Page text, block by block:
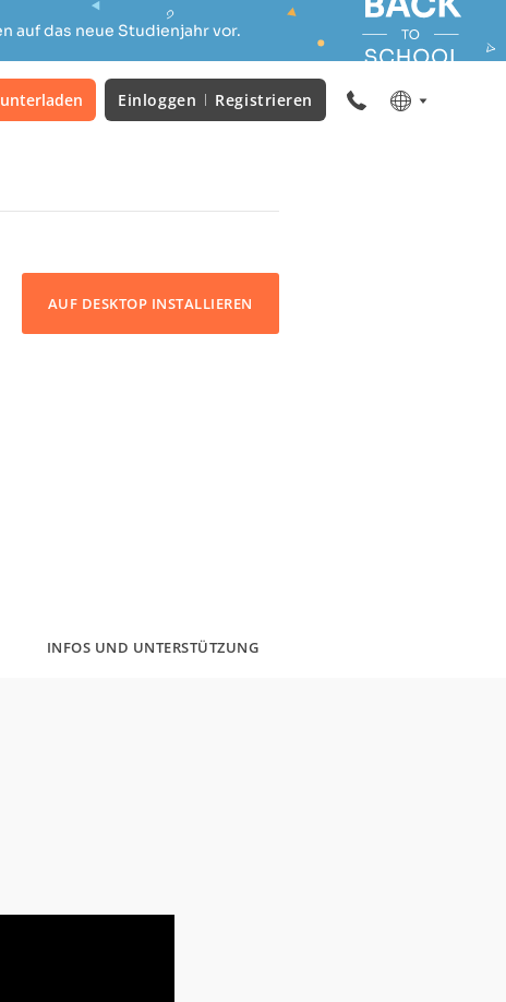
auf das neue Studienjahr vor.
Einloggen Registrieren
AUF DESKTOP INSTALLIEREN
INFOS UND UNTERSTÜTZUNG